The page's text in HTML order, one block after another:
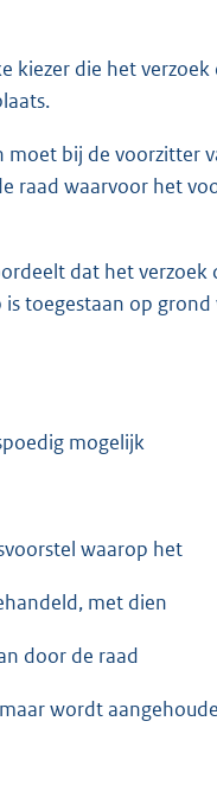
kiezer die het
bij de voorzitter
raad waarvoor het
dat het
toegestaan op
mogelijk
waarop het
met dien
door de raad
wordt